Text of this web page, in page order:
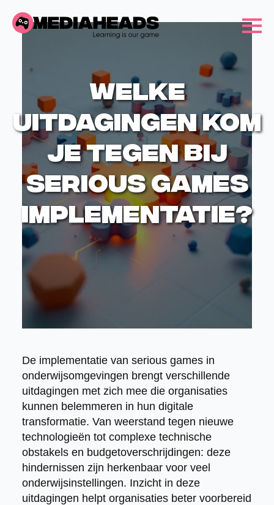
Welke
uitdagingen kom
je tegen bij
serious games
implementatie?
De implementatie van serious games in
onderwijsomgevingen brengt verschillende
uitdagingen met zich mee die organisaties
kunnen belemmeren in hun digitale
transformatie. Van weerstand tegen nieuwe
technologieën tot complexe technische
obstakels en budgetoverschrijdingen: deze
hindernissen zijn herkenbaar voor veel
onderwijsinstellingen. Inzicht in deze
uitdagingen helpt organisaties beter voorbereid